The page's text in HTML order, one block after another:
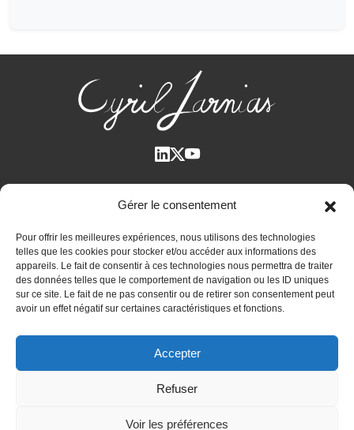
Gérer le consentement
Pour offrir les meilleures expériences, nous utilisons des technologies
telles que les cookies pour stocker et/ou accéder aux informations des
appareils. Le fait de consentir à ces technologies nous permettra de traiter
des données telles que le comportement de navigation ou les ID uniques
sur ce site. Le fait de ne pas consentir ou de retirer son consentement peut
avoir un effet négatif sur certaines caractéristiques et fonctions.
Accepter
Refuser
Voir les préférences
Plan des articles
Cyril Jarnias dans la Presse
Contactez-moi
Immobilier international